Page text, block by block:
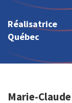
Réalisatrice
Québec
Marie-